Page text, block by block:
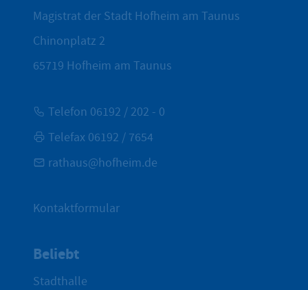
Magistrat der Stadt Hofheim am Taunus
Chinonplatz 2
65719 Hofheim am Taunus
Telefon 06192 / 202 - 0
Telefax 06192 / 7654
rathaus@hofheim.de
Kontaktformular
Beliebt
Stadthalle